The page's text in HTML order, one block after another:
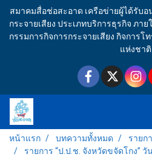
สมาคมสื่อช่อสะอาด เครือข่ายผู้ได้รับ
กระจายเสียง ประเภทบริการธุรกิจ ภ
กรรมการกิจการกระจายเสียง กิจการ
แห่งชาติ
หน้าแรก บทความทั้งหมด
รายก
รายการ “ป.ป.ช. จังหวัดขจัดโกง”